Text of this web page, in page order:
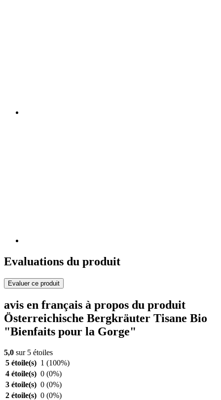
Evaluations du produit
Evaluer ce produit
avis en français à propos du produit
Österreichische Bergkräuter Tisane Bio
"Bienfaits pour la Gorge"
5,0 sur 5 étoiles
5 étoile(s) 1 (100%)
4 étoile(s) 0 (0%)
3 étoile(s) 0 (0%)
2 étoile(s) 0 (0%)